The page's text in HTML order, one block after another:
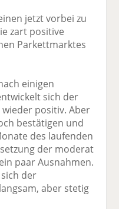
jetzt vorbei zu
zart positive
Parkettmarktes
einigen
sich der
positiv. Aber
bestätigen und
des laufenden
der moderat
paar Ausnahmen.
der
aber stetig